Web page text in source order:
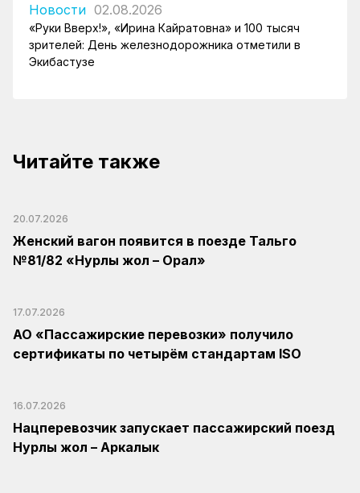
Новости 02.08.2026
«Руки Вверх!», «Ирина Кайратовна» и 100 тысяч
зрителей: День железнодорожника отметили в
Экибастузе
Читайте также
20.07.2026
Женский вагон появится в поезде Тальго
№81/82 «Нурлы жол – Орал»
17.07.2026
АО «Пассажирские перевозки» получило
сертификаты по четырём стандартам ISO
16.07.2026
Нацперевозчик запускает пассажирский поезд
Нурлы жол – Аркалык